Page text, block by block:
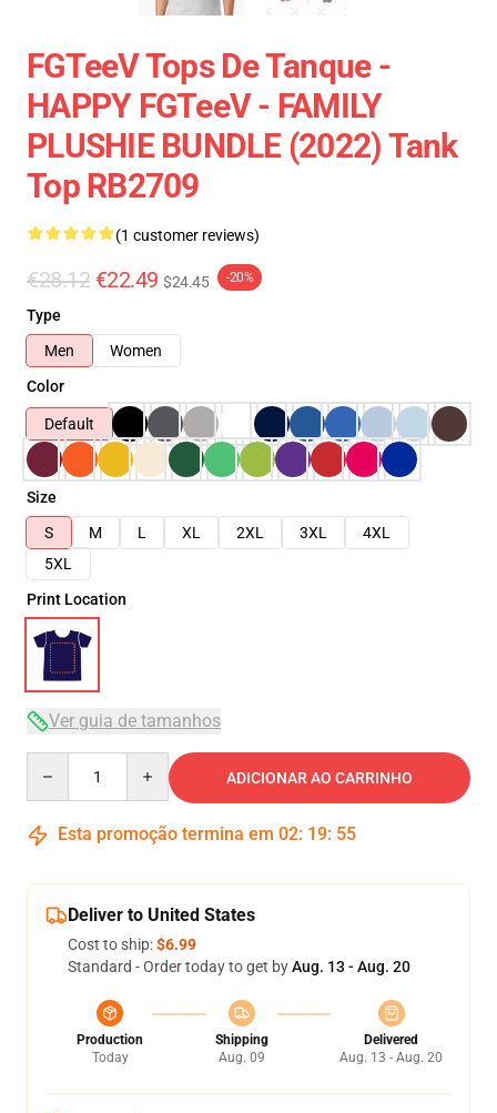
FGTeeV Tops De Tanque -
HAPPY FGTeeV - FAMILY
PLUSHIE BUNDLE (2022) Tank
Top RB2709
(1 customer reviews)
€28.12 €22.49 $24.45 -20%
Type
Men
Women
Color
Default
Size
S
M L XL 2XL 3XL
4XL
5XL
Print Location
Ver guia de tamanhos
ADICIONAR AO CARRINHO
Esta promoção termina em 02: 19: 54
Deliver to United States
Cost to ship:$6.99
Standard - Order today to get byAug. 13 - Aug. 20
Production
Today
Shipping
Aug. 09
Delivered
Aug. 13 - Aug. 20